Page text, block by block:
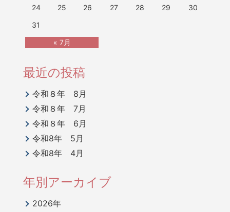
« 7月
24
25 26 27 28 29
30
31
最近の投稿
令和８年 8月
令和８年 7月
令和８年 6月
令和8年 5月
令和8年 4月
年別アーカイブ
2026年